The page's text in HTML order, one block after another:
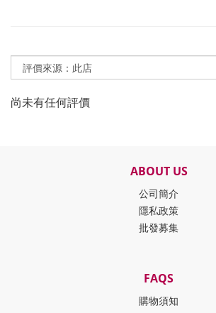
尚未有任何評價
ABOUT US
公司簡介
隱私政策
批發募集
FAQS
購物須知